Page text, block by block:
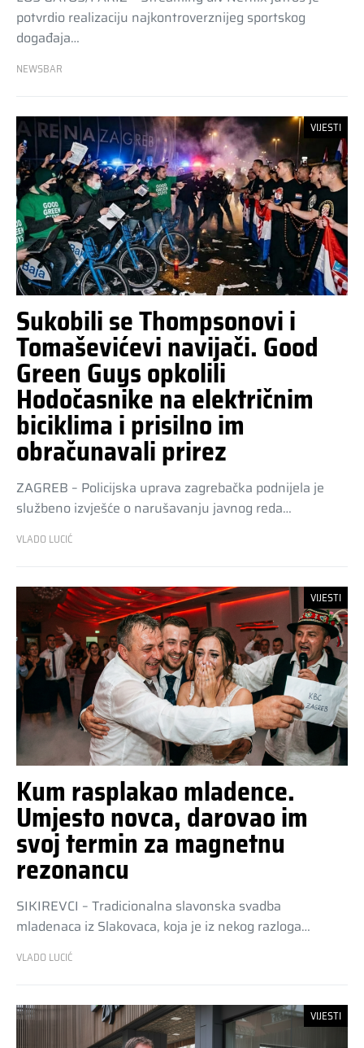
potvrdio realizaciju najkontroverznijeg sportskog
događaja…
NEWSBAR
VIJESTI
Sukobili se Thompsonovi i
Tomaševićevi navijači. Good
Green Guys opkolili
Hodočasnike na električnim
biciklima i prisilno im
obračunavali prirez
ZAGREB – Policijska uprava zagrebačka podnijela je
službeno izvješće o narušavanju javnog reda…
VLADO LUCIĆ
VIJESTI
Kum rasplakao mladence.
Umjesto novca, darovao im
svoj termin za magnetnu
rezonancu
SIKIREVCI – Tradicionalna slavonska svadba
mladenaca iz Slakovaca, koja je iz nekog razloga…
VLADO LUCIĆ
VIJESTI